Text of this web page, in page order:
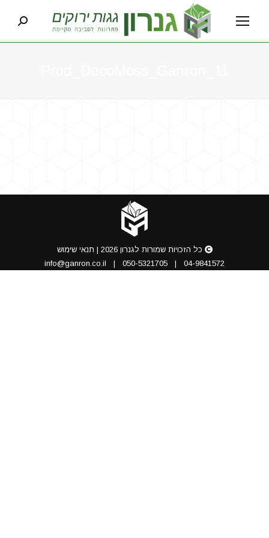
כל הזכויות שמורות לגנרון 2026 |
תנאי שימוש
04-9841572
|
050-5321705
|
info@ganron.co.il